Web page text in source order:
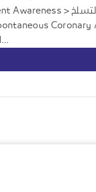
Dissection (SCAD) النساء الحوامل وفي فترة...